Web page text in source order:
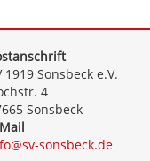
1919 Sonsbeck e.V.
4
Sonsbeck
sonsbeck.de